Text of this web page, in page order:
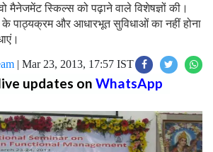
मैनेजमेंट स्किल्स को पढ़ाने वाले विशेषज्ञों की।
पाठ्यक्रम और आधारभूत सुविधाओं का नहीं होना
| Mar 23, 2013, 17:57 IST
updates on WhatsApp